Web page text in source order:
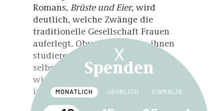
Romans, Brüste und Eier, wird
deutlich, welche Zwänge die
traditionelle Gesellschaft Frauen
auferlegt. Obwohl viele von ihnen
studieren und von einem
selbstbestimmten Leben träumen,
wird ihre wahre Berufung vor allem
in der Mutterrolle gesehen. Dazu
müssen ihre Körper sexuellen Wert
X
Spenden
MONATLICH JÄHRLICH EINMALIG